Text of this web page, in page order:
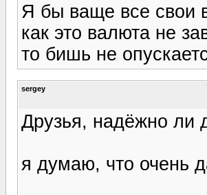
Я бы ваще все свои
как это валюта не
то бишь не
sergey
Друзья, надёжно ли
я думаю, что очень